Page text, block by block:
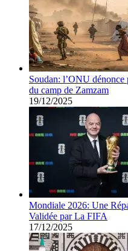
Soudan: l’ONU dénonce
du camp de Zamzam
19/12/2025
Mondiale 2026: Une
Validée par La FIFA
17/12/2025